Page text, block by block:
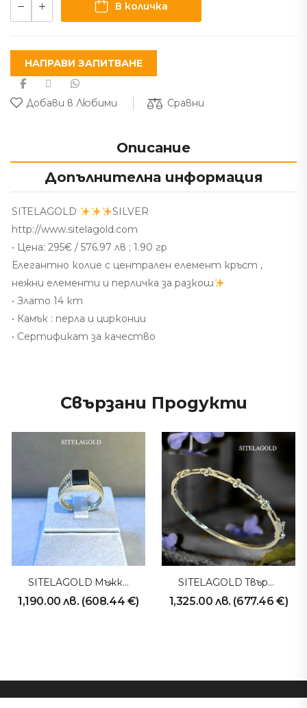
В количка
НАПРАВИ ЗАПИТВАНЕ
Добави в Любими Сравни
Описание
Допълнителна информация
SITELAGOLD
SILVER
http://www.sitelagold.com
• Цена: 295€ / 576.97 лв ; 1.90 гр
Елегантно колие с централен елемент кръст ,
нежни елементи и перличка за разкош
• Злато 14 кт
• Камък : перла и цирконии
• Сертификат за качество
Свързани Продукти
SITELAGOLD Мъжки Пръстен 231028
1,190.00лв. (608.44 €)
SITELAGOLD Твърда Гривна 231031
1,325.00 лв. (677.46€)